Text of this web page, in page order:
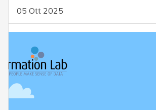
05 Ott 2025